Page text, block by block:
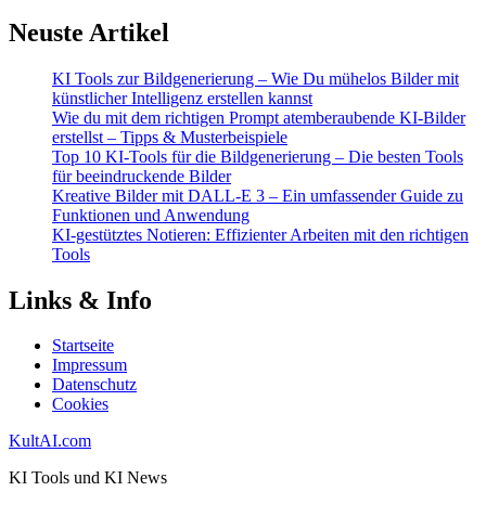
Neuste Artikel
KI Tools zur Bildgenerierung – Wie Du mühelos Bilder mit
künstlicher Intelligenz erstellen kannst
Wie du mit dem richtigen Prompt atemberaubende KI-Bilder
erstellst – Tipps & Musterbeispiele
Top 10 KI-Tools für die Bildgenerierung – Die besten Tools
für beeindruckende Bilder
Kreative Bilder mit DALL-E 3 – Ein umfassender Guide zu
Funktionen und Anwendung
KI-gestütztes Notieren: Effizienter Arbeiten mit den richtigen
Tools
Links & Info
Startseite
Impressum
Datenschutz
Cookies
KultAI.com
KI Tools und KI News